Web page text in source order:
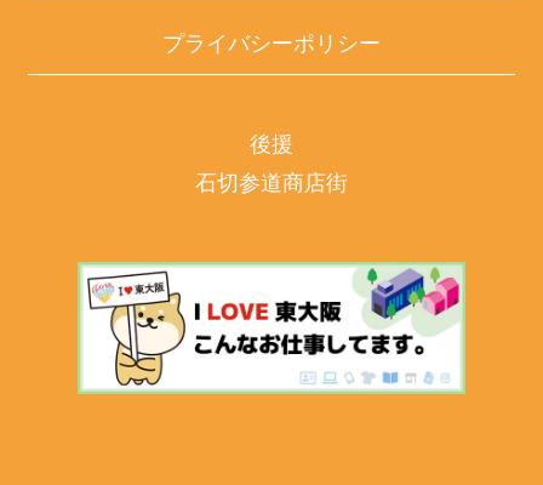
プライバシーポリシー
後援
石切参道商店街